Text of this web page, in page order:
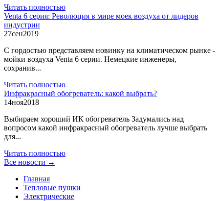
Читать полностью
Venta 6 серия: Революция в мире моек воздуха от лидеров
индустрии
27сен2019
С гордостью представляем новинку на климатическом рынке -
мойки воздуха Venta 6 серии. Немецкие инженеры,
сохранив...
Читать полностью
Инфракрасный обогреватель: какой выбрать?
14ноя2018
Выбираем хороший ИК обогреватель Задумались над
вопросом какой инфракрасный обогреватель лучше выбрать
для...
Читать полностью
Все новости →
Главная
Тепловые пушки
Электрические